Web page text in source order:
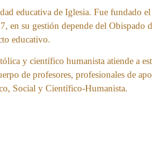
educativa de Iglesia. Fue fundado
en su gestión depende del
educativo.
y científico humanista atiende a
de profesores, profesionales de
Social y Científico-Humanista.